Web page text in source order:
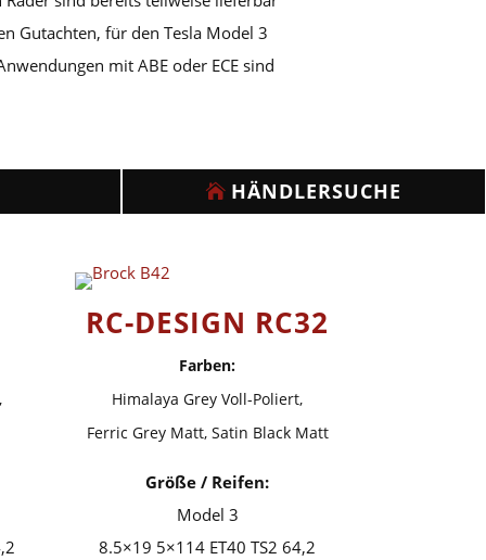
Gutachten, für den Tesla Model 3
mit ABE oder ECE sind
HÄNDLERSUCHE
RC-DESIGN RC32
Farben:
Himalaya Grey Voll-Poliert,
Ferric Grey Matt, Satin Black Matt
Größe / Reifen:
Model 3
8.5×19 5×114 ET40 TS2 64,2